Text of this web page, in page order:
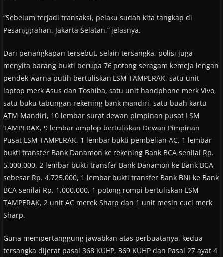
“Sebelum terjadi transaksi, pelaku sudah kita tangkap di
Pesanggrahan, Jakarta Selatan,” jelasnya.
Dari penangkapan tersebut, selain tersangka, polisi juga
menyita barang bukti berupa 76 potong seragam kemeja lengan
pendek warna putih bertuliskan LSM TAMPERAK, satu unit
laptop merk Asus dan Toshiba, satu unit handphone merk Vivo,
satu buku tabungan rekening bank mandiri, satu buah kartu
ATM Mandiri, 10 lembar surat dewan pimpinan pusat LSM
TAMPERAK, 9 lembar amplop bertuliskan Dewan Pimpinan
Pusat LSM TAMPERAK, 1 lembar bukti pembelian AC, 1 lembar
bukti transfer Bank Danamon ke rekening Bank BCA senilai Rp.
5.000.000, 2 lembar bukti transfer Bank Danamon ke Bank BCA
sebesar Rp. 4.725.000, 1 lembar bukti transfer Bank BNI ke Bank
BCA senilai Rp. 1.000.000, 1 potong rompi bertuliskan LSM
TAMPERAK, 2 unit AC merek Sharp dan 1 unit mesin cuci merk
Sharp.
Guna mempertanggung jawabkan atas perbuatanya, kedua
tersangka dijerat pasal 368 KUHP, 369 KUHP dan Pasal 27 ayat 4